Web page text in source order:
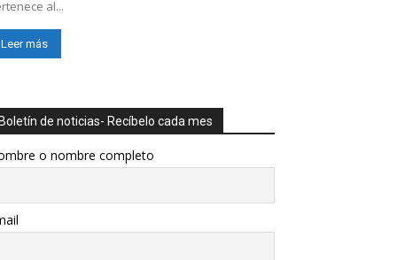
al...
Leer más
Boletín de noticias- Recíbelo cada mes
o nombre completo